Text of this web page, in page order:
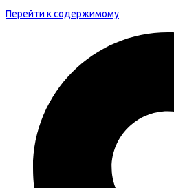
Перейти к содержимому